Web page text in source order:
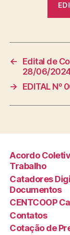
←
Edital de
28/06/
→
EDITAL Nº
Acordo
Trabalho
Catadores
Documentos
CENTCOOP
Contatos
Cotação de